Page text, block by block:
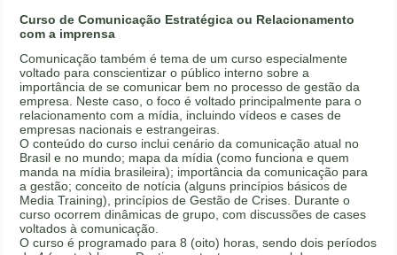
Curso de Comunicação Estratégica ou Relacionamento
com a imprensa
Comunicação também é tema de um curso especialmente
voltado para conscientizar o público interno sobre a
importância de se comunicar bem no processo de gestão da
empresa. Neste caso, o foco é voltado principalmente para o
relacionamento com a mídia, incluindo vídeos e cases de
empresas nacionais e estrangeiras.
O conteúdo do curso inclui cenário da comunicação atual no
Brasil e no mundo; mapa da mídia (como funciona e quem
manda na mídia brasileira); importância da comunicação para
a gestão; conceito de notícia (alguns princípios básicos de
Media Training), princípios de Gestão de Crises. Durante o
curso ocorrem dinâmicas de grupo, com discussões de cases
voltados à comunicação.
O curso é programado para 8 (oito) horas, sendo dois períodos